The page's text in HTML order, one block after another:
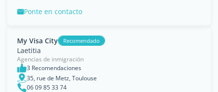
Ponte en contacto
My Visa City Recomendado
Laetitia
Agencias de inmigración
3 Recomendaciones
35, rue de Metz, Toulouse
06 09 85 33 74